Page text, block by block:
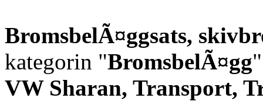
BromsbelÃ¤ggsats,
kategorin "BromsbelÃ¤gg
VW Sharan, Transport,